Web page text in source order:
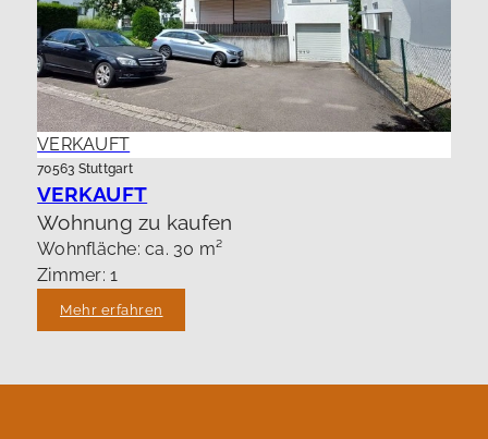
VERKAUFT
70563 Stuttgart
VERKAUFT
Wohnung zu kaufen
Wohnfläche: ca. 30 m²
Zimmer: 1
Mehr erfahren